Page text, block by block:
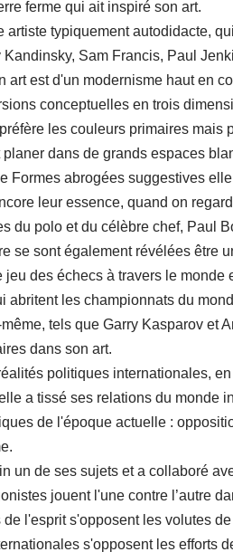
ferme qui ait inspiré son art.
artiste typiquement autodidacte,
Sam Francis, Paul
art est d'un modernisme haut en
conceptuelles en trois
les couleurs primaires mais
dans de grands espaces
Formes abrogées suggestives
leur essence, quand on
du polo et du célèbre chef, Paul
se sont également révélées être
jeu des échecs à travers le
les championnats du
tels que Garry Kasparov et
dans son art.
politiques internationales,
a tissé ses relations du monde
de l'époque actuelle :
un de ses sujets et a collaboré
jouent l'une contre l’autre
l'esprit s'opposent les volutes
s'opposent les efforts